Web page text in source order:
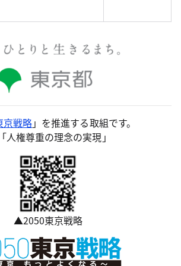
京戦略」を推進する取組です。
権尊重の理念の実現」
▲2050東京戦略